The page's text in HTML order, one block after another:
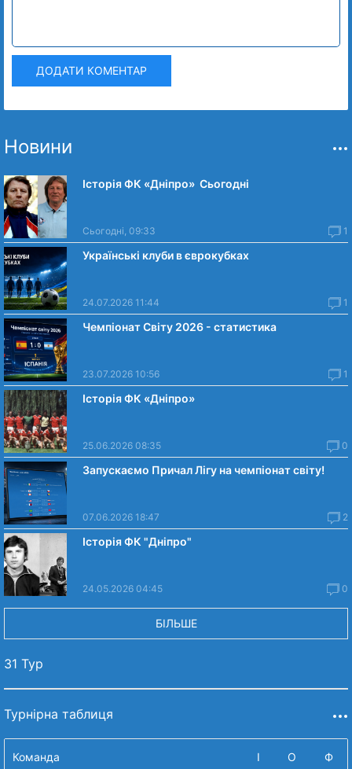
ДОДАТИ КОМЕНТАР
Новини
Історія ФК «Дніпро» Сьогодні
Сьогодні, 09:33 1
Українські клуби в єврокубках
24.07.2026 11:44 1
Чемпіонат Світу 2026 - статистика
23.07.2026 10:56 1
Історія ФК «Дніпро»
25.06.2026 08:35 0
Запускаємо Причал Лігу на чемпіонат світу!
07.06.2026 18:47 2
Історія ФК "Дніпро"
24.05.2026 04:45 0
БІЛЬШЕ
31 Тур
Турнірна таблиця
Команда І О Ф